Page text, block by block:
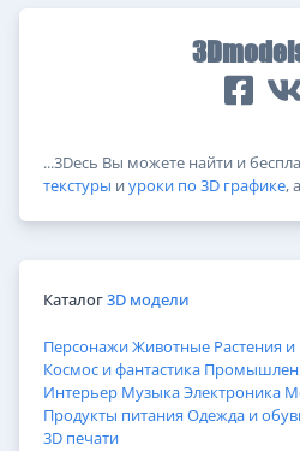
...3Dесь Вы можете найти и
текстуры и уроки по 3D графике,
Каталог3D модели
ПерсонажиЖивотные Растения
Космос и фантастика
Интерьер МузыкаЭлектроника
Продукты питания Одежда и
3D печати